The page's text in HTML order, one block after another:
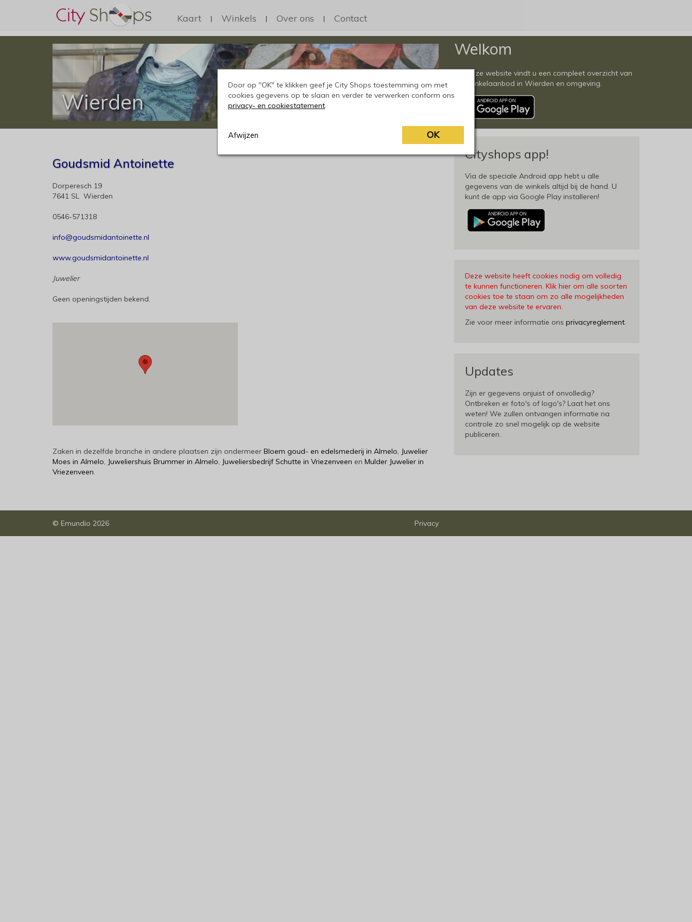
Kaart | Winkels | Over ons | Contact
Wierden
Welkom
Op deze website vindt u een compleet overzicht van
het winkelaanbod in Wierden en omgeving.
Goudsmid Antoinette
Dorperesch 19
7641 SL Wierden
0546-571318
info@goudsmidantoinette.nl
www.goudsmidantoinette.nl
Juwelier
Geen openingstijden bekend.
Zaken in dezelfde branche in andere plaatsen zijn ondermeer Bloem goud- en edelsmederij in Almelo, Juwelier
Moes in Almelo, Juweliershuis Brummer in Almelo, Juweliersbedrijf Schutte in Vriezenveen en Mulder Juwelier in
Vriezenveen.
Cityshops app!
Via de speciale Android app hebt u alle
gegevens van de winkels altijd bij de hand. U
kunt de app via Google Play installeren!
Deze website heeft cookies nodig om volledig
te kunnen functioneren. Klik hier om alle soorten
cookies toe te staan om zo alle mogelijkheden
van deze website te ervaren.
Zie voor meer informatie ons privacyreglement.
Updates
Zijn er gegevens onjuist of onvolledig?
Ontbreken er foto's of logo's? Laat het ons
weten! We zullen ontvangen informatie na
controle zo snel mogelijk op de website
publiceren.
© Emundio 2026 Privacy
Door op "OK" te klikken geef je City Shops toestemming om met
cookies gegevens op te slaan en verder te verwerken conform ons
privacy- en cookiestatement.
Afwijzen OK